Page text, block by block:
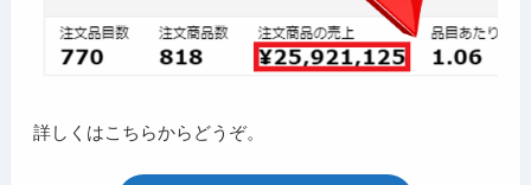
詳しくはこちらからどうぞ。